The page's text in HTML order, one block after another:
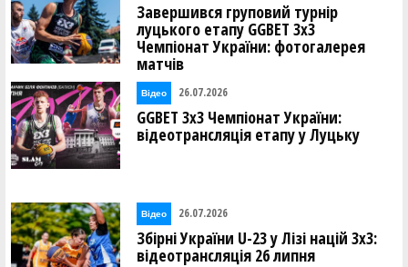
Завершився груповий турнір
луцького етапу GGBET 3х3
Чемпіонат України: фотогалерея
матчів
Відео 26.07.2026
GGBET 3х3 Чемпіонат України:
відеотрансляція етапу у Луцьку
Відео 26.07.2026
Збірні України U-23 у Лізі націй 3х3:
відеотрансляція 26 липня